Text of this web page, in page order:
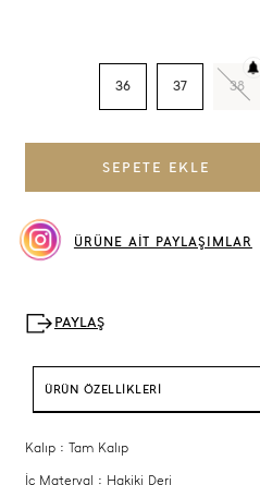
36 37 38
ÜRÜNE AİT PAYLAŞIMLAR
ÜRÜN ÖZELLİKLERİ
Kalıp : Tam Kalıp
İç Materyal : Hakiki Deri